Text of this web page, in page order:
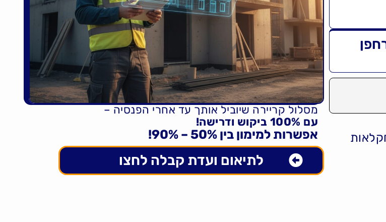
מסלול קריירה שיוביל אותך עד אחרי הפנסיה –
עם 100% ביקוש ודרישה!
אפשרות למימון בין 50% – 90%!
לתיאום ועדת קבלה לחצו